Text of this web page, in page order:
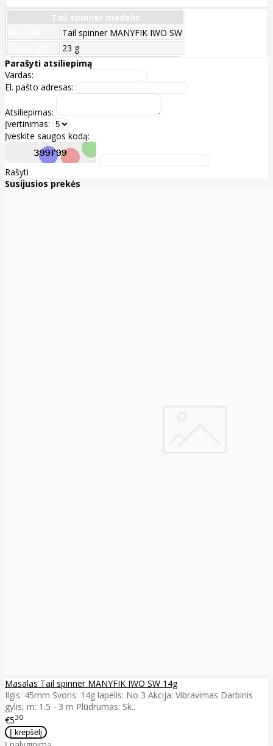
Tail spinner modelis
Tail spinner MANYFIK IWO SW
23 g
Parašyti atsiliepimą
Vardas:
El. pašto adresas:
Atsiliepimas:
Įvertinimas:
Įveskite saugos kodą:
Rašyti
Susijusios prekės
Masalas Tail spinner MANYFIK IWO SW 14g
Ilgis: 45mm Svoris: 14g lapelis: No 3 Akcija: Vibravimas Darbinis
gylis, m: 1.5 - 3 m Plūdrumas: Sk..
€530